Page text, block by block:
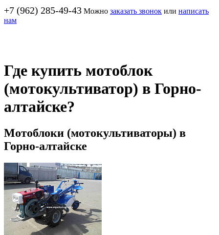
+7 (962) 285-49-43 Можно заказать звонок или написать
нам
Где купить мотоблок
(мотокультиватор) в Горно-
алтайске?
Мотоблоки (мотокультиваторы) в
Горно-алтайске